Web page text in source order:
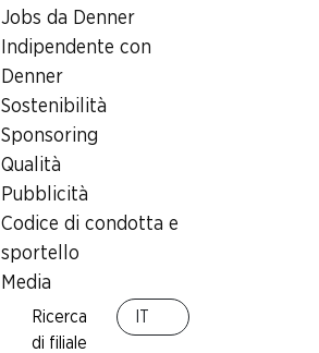
Jobs da Denner
Indipendente con
Denner
Sostenibilità
Sponsoring
Qualità
Pubblicità
Codice di condotta e
sportello
Media
Ricerca
di filiale